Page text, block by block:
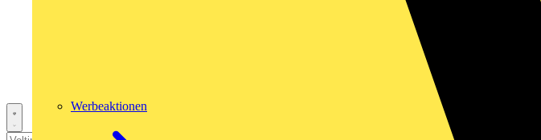
Werbeaktionen